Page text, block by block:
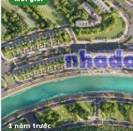
1 năm trước